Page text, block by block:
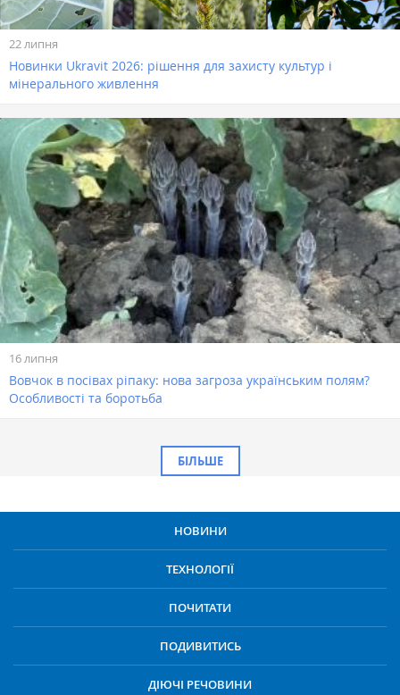
22 липня
Новинки Ukravit 2026: рішення для захисту культур і
мінерального живлення
16 липня
Вовчок в посівах ріпаку: нова загроза українським полям?
Особливості та боротьба
БІЛЬШЕ
НОВИНИ
ТЕХНОЛОГІЇ
ПОЧИТАТИ
ПОДИВИТИСЬ
ДІЮЧІ РЕЧОВИНИ